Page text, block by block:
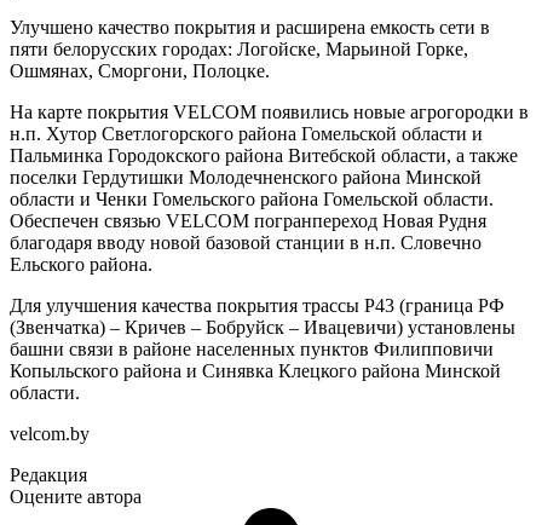
Улучшено качество покрытия и расширена емкость сети в
пяти белорусских городах: Логойске, Марьиной Горке,
Ошмянах, Сморгони, Полоцке.
На карте покрытия VELCOM появились новые агрогородки в
н.п. Хутор Светлогорского района Гомельской области и
Пальминка Городокского района Витебской области, а также
поселки Гердутишки Молодечненского района Минской
области и Ченки Гомельского района Гомельской области.
Обеспечен связью VELCOM погранпереход Новая Рудня
благодаря вводу новой базовой станции в н.п. Словечно
Ельского района.
Для улучшения качества покрытия трассы P43 (граница РФ
(Звенчатка) – Кричев – Бобруйск – Ивацевичи) установлены
башни связи в районе населенных пунктов Филипповичи
Копыльского района и Синявка Клецкого района Минской
области.
velcom.by
Редакция
Оцените автора